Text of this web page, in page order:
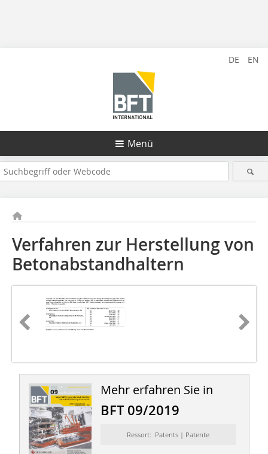
DE EN
Menü
Verfahren zur Herstellung von
Betonabstandhaltern
Mehr erfahren Sie in
BFT 09/2019
Ressort: Patents | Patente